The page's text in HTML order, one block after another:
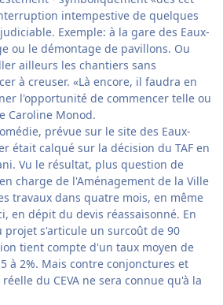
intempestive de quelques
Exemple: à la gare des Eaux-
ou le démontage de pavillons. Ou
ailleurs les chantiers sans
à creuser. «Là encore, il faudra en
l'opportunité de commencer telle ou
Caroline Monod.
prévue sur le site des Eaux-
était calqué sur la décision du TAF en
Vu le résultat, plus question de
charge de l'Aménagement de la Ville
travaux dans quatre mois, en même
en dépit du devis réassaisonné. En
projet s'articule un surcoût de 90
tient compte d'un taux moyen de
à 2%. Mais contre conjonctures et
du CEVA ne sera connue qu'à la